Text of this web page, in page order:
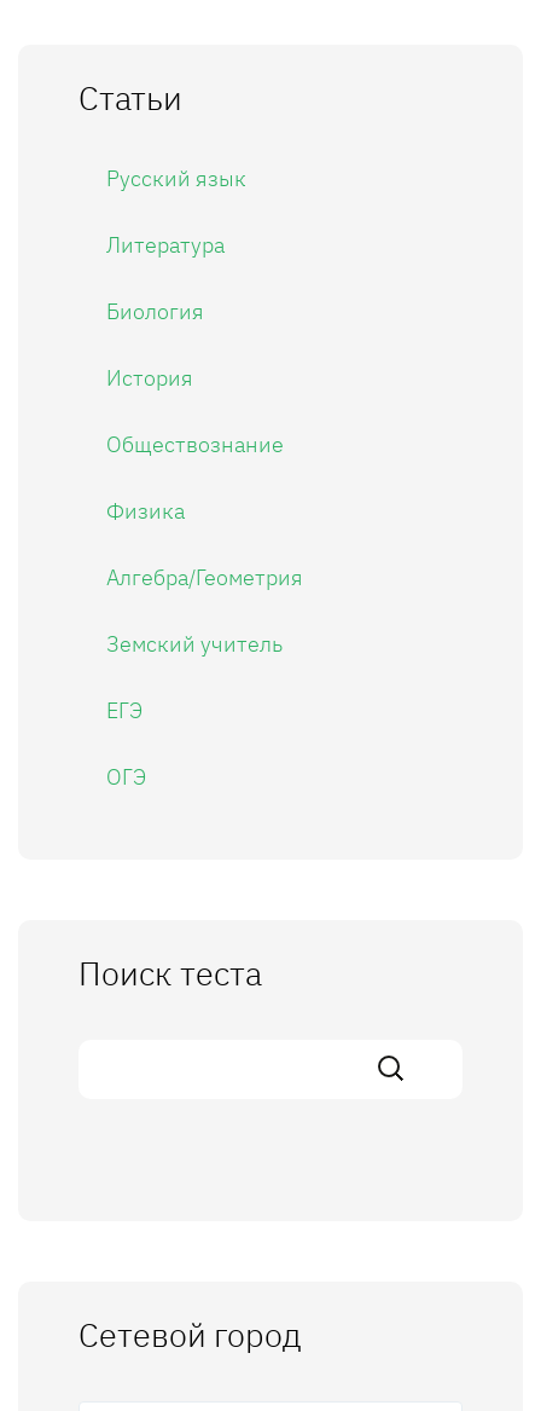
Статьи
Русский язык
Литература
Биология
История
Обществознание
Физика
Алгебра/Геометрия
Земский учитель
ЕГЭ
ОГЭ
Поиск теста
Сетевой город